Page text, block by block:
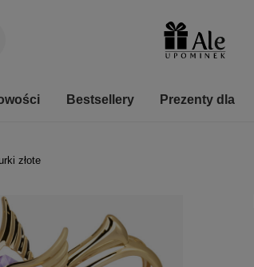
Bestsellery Prezenty dla
złote